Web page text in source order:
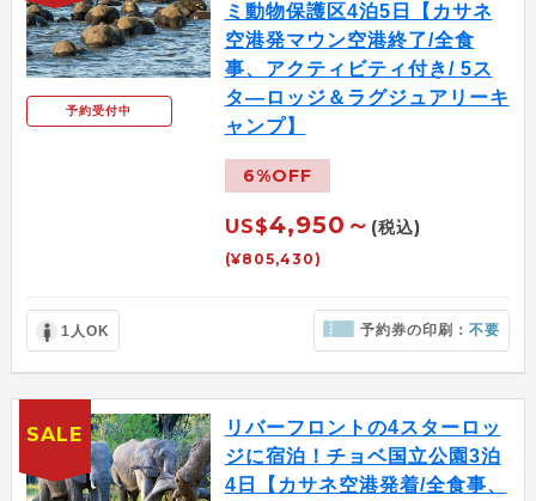
予約受付中
ミ動物保護区4泊5日【カサネ
空港発マウン空港終了/全食
事、アクティビティ付き/ 5ス
タ―ロッジ＆ラグジュアリーキ
ャンプ】
6%OFF
US$4,950～ (税込)
(¥805,430)
1人OK 予約券の印刷：不要
リバーフロントの4スターロッ
ジに宿泊！チョベ国立公園3泊
4日【カサネ空港発着/全食事、
SALE